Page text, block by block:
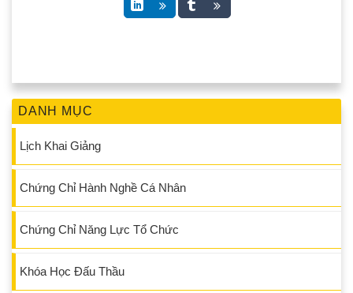
DANH MỤC
Lịch Khai Giảng
Chứng Chỉ Hành Nghề Cá Nhân
Chứng Chỉ Năng Lực Tổ Chức
Khóa Học Đấu Thầu